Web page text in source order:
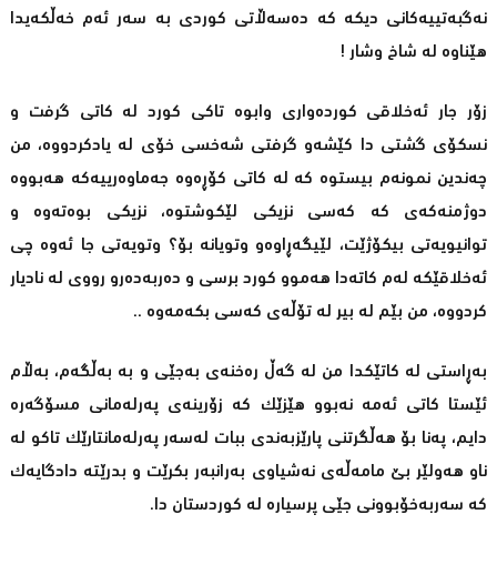
نەگبەتییەکانی دیكە کە دەسەڵاتی کوردی بە سەر ئەم خەڵکەیدا
ھێناوە لە شاخ وشار !
زۆر جار ئەخلاقی کوردەواری وابوە تاکی کورد لە کاتی گرفت و
نسکۆی گشتی دا کێشەو گرفتی شەخسی خۆی لە یادکردووە، من
چەندین نمونەم بیستوە کە لە کاتی کۆڕەوە جەماوەرییەکە ھەبووە
دوژمنەکەی کە کەسی نزیکی لێکوشتوە، نزیکی بوەتەوە و
توانیویەتی بیکۆژێت، لێیگەڕاوەو وتویانە بۆ؟ وتویەتی جا ئەوە چی
ئەخلاقێکە لەم کاتەدا ھەموو کورد برسی و دەربەدەرو رووی لە نادیار
کردووە، من بێم لە بیر لە تۆڵەی کەسی بکەمەوە ..
بەڕاستی لە کاتێکدا من لە گەڵ رەخنەی بەجێی و بە بەڵگەم، بەڵام
ئێستا کاتی ئەمە نەبوو ھێزێک کە زۆرینەی پەرلەمانی مسۆگەرە
دایم، پەنا بۆ ھەڵگرتنی پارێزبەندی ببات لەسەر پەرلەمانتارێک تاکو لە
ناو ھەولێر بێ مامەڵەی نەشیاوی بەرانبەر بکرێت و بدرێتە دادگایەک
کە سەربەخۆبوونی جێی پرسیارە لە کوردستان دا.